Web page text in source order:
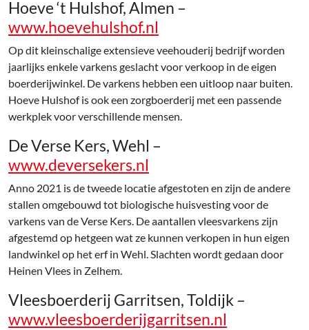
Hoeve ‘t Hulshof, Almen –
www.hoevehulshof.nl
Op dit kleinschalige extensieve veehouderij bedrijf worden
jaarlijks enkele varkens geslacht voor verkoop in de eigen
boerderijwinkel. De varkens hebben een uitloop naar buiten.
Hoeve Hulshof is ook een zorgboerderij met een passende
werkplek voor verschillende mensen.
De Verse Kers, Wehl –
www.deversekers.nl
Anno 2021 is de tweede locatie afgestoten en zijn de andere
stallen omgebouwd tot biologische huisvesting voor de
varkens van de Verse Kers. De aantallen vleesvarkens zijn
afgestemd op hetgeen wat ze kunnen verkopen in hun eigen
landwinkel op het erf in Wehl. Slachten wordt gedaan door
Heinen Vlees in Zelhem.
Vleesboerderij Garritsen, Toldijk –
www.vleesboerderijgarritsen.nl